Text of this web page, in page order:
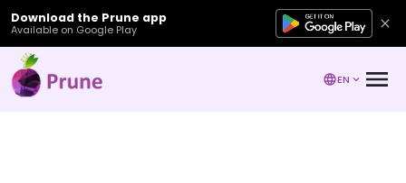
Download the Prune app
Available on Google Play
EN